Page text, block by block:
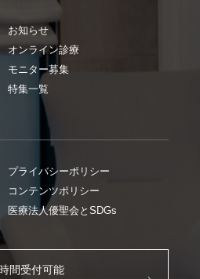
お知らせ
オンライン診療
モニター募集
特集一覧
プライバシーポリシー
コンテンツポリシー
医療法人優聖会とSDGs
間受付可能